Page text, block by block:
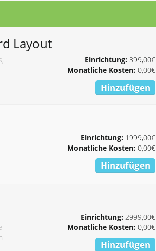
Layout
Einrichtung:399,00€
Monatliche Kosten:0,00€
Hinzufügen
Einrichtung:1999,00€
Monatliche Kosten:0,00€
Hinzufügen
Einrichtung:2999,00€
Monatliche Kosten:0,00€
Hinzufügen